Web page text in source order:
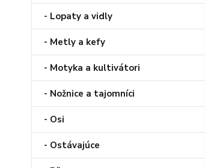
- Lopaty a vidly
- Metly a kefy
- Motyka a kultivátori
- Nožnice a tajomníci
- Osi
- Ostávajúce